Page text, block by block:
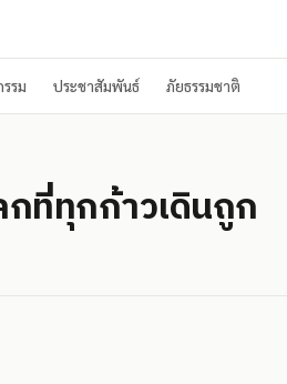
รม ประชาสัมพันธ์ ภัยธรรมชาติ
ที่ทุกก้าวเดินถูก